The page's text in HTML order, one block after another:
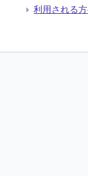
利用される